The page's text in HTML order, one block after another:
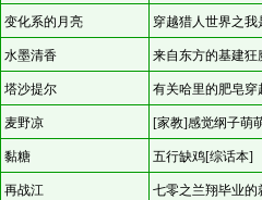
变化系的月亮 穿越猎人世界之我
水墨清香 来自东方的基建狂
塔沙提尔 有关哈里的肥皂穿
麦野凉 [家教]感觉纲子萌
黏糖 五行缺鸡[综话本]
再战江 七零之兰翔毕业的